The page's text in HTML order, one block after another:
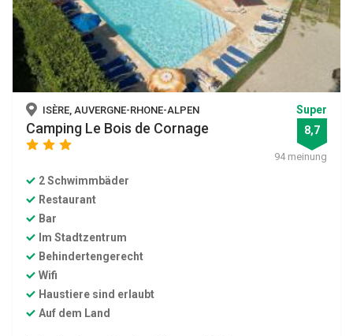
ISÈRE, AUVERGNE-RHONE-ALPEN
Camping Le Bois de Cornage
star star
Super
8,7
94 meinung
2 Schwimmbäder
Restaurant
Bar
Im Stadtzentrum
Behindertengerecht
Wifi
Haustiere sind erlaubt
Auf dem Land